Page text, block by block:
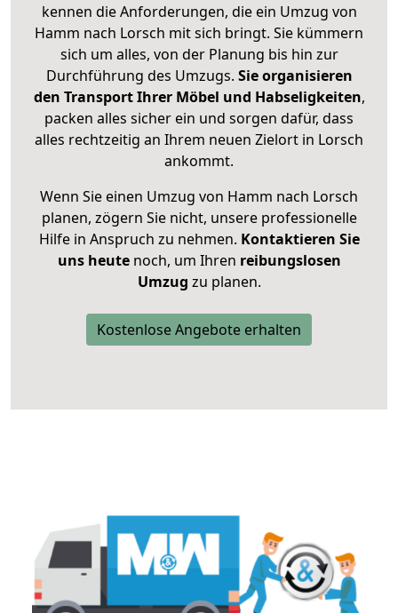
kennen die Anforderungen, die ein Umzug von
Hamm nach Lorsch mit sich bringt. Sie kümmern
sich um alles, von der Planung bis hin zur
Durchführung des Umzugs. Sie organisieren
den Transport Ihrer Möbel und Habseligkeiten,
packen alles sicher ein und sorgen dafür, dass
alles rechtzeitig an Ihrem neuen Zielort in Lorsch
ankommt.
Wenn Sie einen Umzug von Hamm nach Lorsch
planen, zögern Sie nicht, unsere professionelle
Hilfe in Anspruch zu nehmen. Kontaktieren Sie
uns heutenoch, um Ihren reibungslosen
Umzug zu planen.
Kostenlose Angebote erhalten